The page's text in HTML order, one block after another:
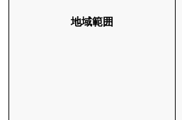
地域範囲